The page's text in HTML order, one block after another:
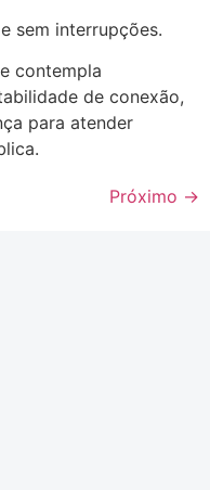
sem interrupções.
contempla
de conexão,
para atender
Próximo →